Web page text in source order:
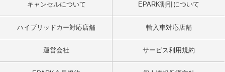
キャンセルについて EPARK割引について
ハイブリッドカー対応店舗 輸入車対応店舗
運営会社 サービス利用規約